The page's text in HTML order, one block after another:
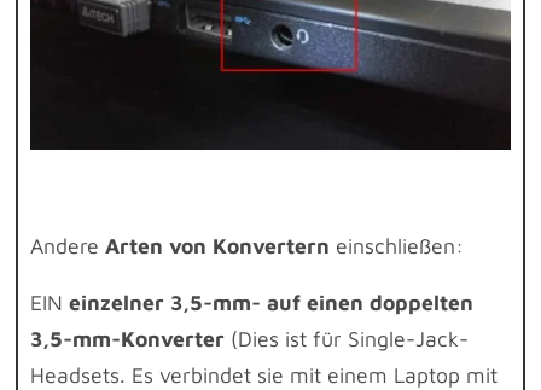
AndereArten von Konvertern einschließen:
EINeinzelner 3,5-mm- auf einen doppelten
3,5-mm-Konverter (Dies ist für Single-Jack-
Headsets. Es verbindet sie mit einem Laptop mit